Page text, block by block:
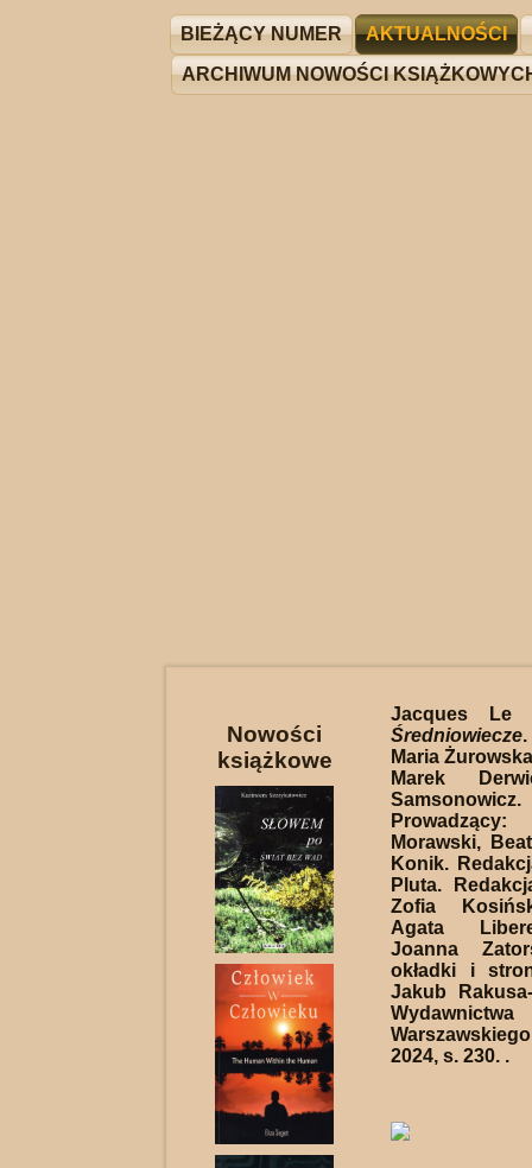
BIEŻĄCY NUMER AKTUALNOŚCI
ARCHIWUM NOWOŚCI
Nowości
książkowe
Jacques
Średniowiecze
Maria
Marek
Morawski,
Konik.
Pluta.
Zofia
Agata
Joanna
okładki i
Jakub
Wydawnictwa
2024, s. 230. .